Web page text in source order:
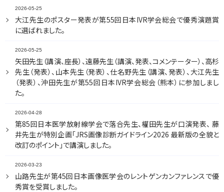
2026-05-25
大江先生のポスター発表が第55回日本IVR学会総会で優秀演題賞
に選ばれました。
2026-05-25
矢田先生（講演、座長）、遠藤先生（講演、発表、コメンテーター）、高杉
先生（発表）、山本先生（発表）、仕名野先生（講演、発表）、大江先生
（発表）、沖田先生が第55回日本IVR学会総会（熊本）に参加しまし
た。
2026-04-28
第85回日本医学放射線学会で落合先生、權田先生が口演発表、 藤
井先生が特別企画「JRS画像診断ガイドライン2026 最新版の全貌と
改訂のポイント」で講演しました。
2026-03-23
山路先生が第45回日本画像医学会のレントゲンカンファレンスで優
秀賞を受賞しました。